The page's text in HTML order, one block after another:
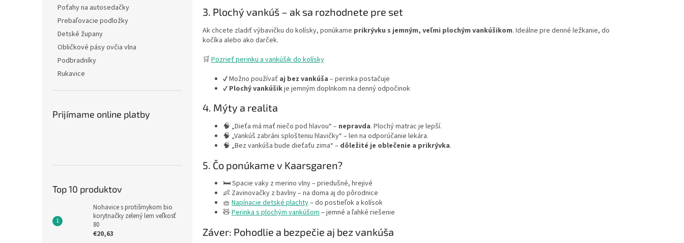
Poťahy na autosedačky
Prebaľovacie podložky
Detské župany
Obličkové pásy ovčia vlna
Podbradníky
Rukavice
Prijímame online platby
Top 10 produktov
Nohavice s protišmykom bio
korytnačky zelený lem veľkosť
80
€20,63
3. Plochý vankúš – ak sa rozhodnete pre set
Ak chcete zladiť výbavičku do kolísky, ponúkame prikrývku s jemným, veľmi plochým vankúšikom. Ideálne pre denné ležkanie, do
kočíka alebo ako darček.
🛒 Pozrieť perinku a vankúšik do kolísky
✔️ Možno používať aj bez vankúša – perinka postačuje
✔️ Plochý vankúšikje jemným doplnkom na denný odpočinok
4. Mýty a realita
🧠 „Dieťa má mať niečo pod hlavou“ – nepravda. Plochý matrac je lepší.
🧠 „Vankúš zabráni splošteniu hlavičky“ – len na odporúčanie lekára.
🧠 „Bez vankúša bude dieťaťu zima“ – dôležité je oblečenie a prikrývka.
5. Čo ponúkame v Kaarsgaren?
🛏️ Spacie vaky z merino vlny – priedušné, hrejivé
👶 Zavinovačky z bavlny – na doma aj do pôrodnice
🧺 Napínacie detské plachty– do postieľok a kolísok
🧸 Perinka s plochým vankúšom– jemné a ľahké riešenie
Záver: Pohodlie a bezpečie aj bez vankúša